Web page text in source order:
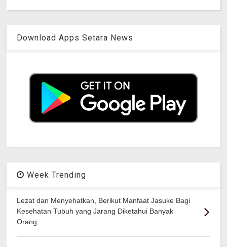
Download Apps Setara News
Week Trending
Lezat dan Menyehatkan, Berikut Manfaat Jasuke Bagi
Kesehatan Tubuh yang Jarang Diketahui Banyak
Orang